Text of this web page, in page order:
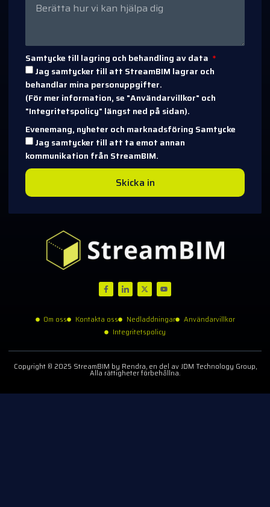
Samtycke till lagring och behandling av data
Jag samtycker till att StreamBIM lagrar och
behandlar mina personuppgifter.
(För mer information, se "Användarvillkor" och
"Integritetspolicy" längst ned på sidan).
Evenemang, nyheter och marknadsföring Samtycke
Jag samtycker till att ta emot annan
kommunikation från StreamBIM.
Skicka in
Om oss Kontakta oss Nedladdningar
Användarvillkor
Integritetspolicy
Copyright © 2025 StreamBIM by Rendra, en del av JDM Technology Group,
Alla rättigheter förbehållna.